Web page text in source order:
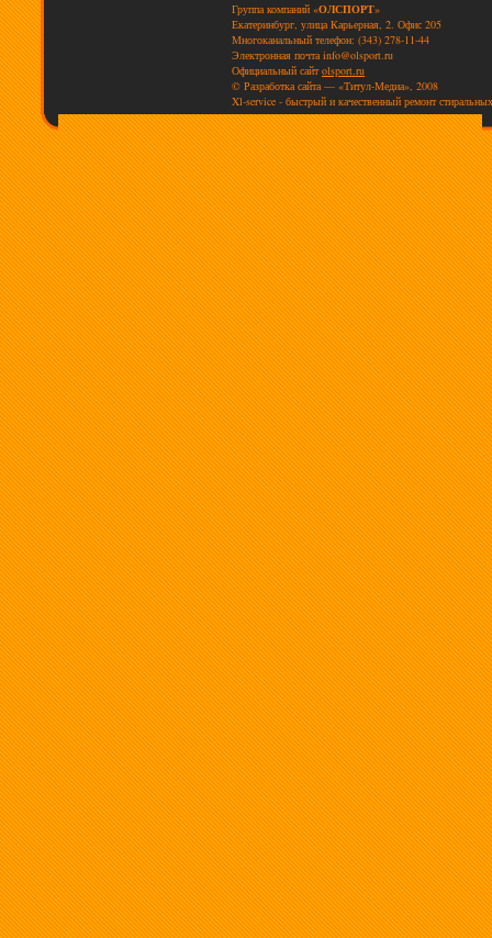
Группа компаний «ОЛСПОРТ»
Екатеринбург, улица Карьерная, 2. Офис 205
Многоканальный телефон: (343) 278-11-44
Электронная почта info@olsport.ru
Официальный сайтolsport.ru
© Разработка сайта — «Титул-Медиа», 2008
Xl-service - быстрый и качественный ремонт